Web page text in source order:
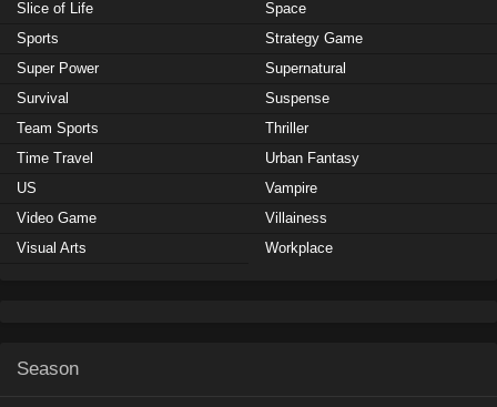
Slice of Life
Space
Sports
Strategy Game
Super Power
Supernatural
Survival
Suspense
Team Sports
Thriller
Time Travel
Urban Fantasy
US
Vampire
Video Game
Villainess
Visual Arts
Workplace
Season